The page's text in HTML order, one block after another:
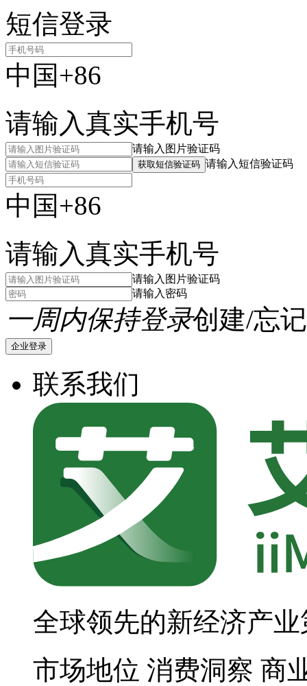
短信登录
中国+86
请输入真实手机号
请输入图片验证码
获取短信验证码 请输入短信验证码
中国+86
请输入真实手机号
请输入图片验证码
请输入密码
一周内保持登录创建/忘
企业登录
联系我们
全球领先的新经济产
市场地位 消费洞察 商